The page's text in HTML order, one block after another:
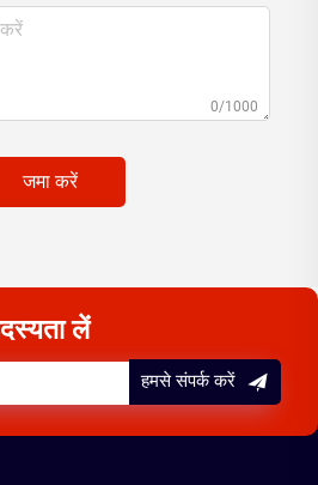
0/1000
जमा करें
लें
हमसे संपर्क करें